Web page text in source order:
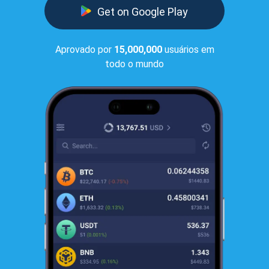
Get on Google Play
Aprovado por 15,000,000usuários em
todo o mundo